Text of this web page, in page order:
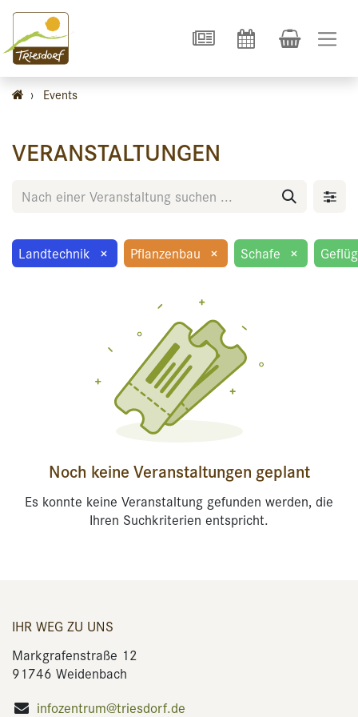
› Events
VERANSTALTUNGEN
Landtechnik × Pflanzenbau × Schafe ×
Noch keine Veranstaltungen geplant
Es konnte keine Veranstaltung gefunden werden, die
Ihren Suchkriterien entspricht.
IHR WEG ZU UNS
Markgrafenstraße 12
91746 Weidenbach
infozentrum@triesdorf.de